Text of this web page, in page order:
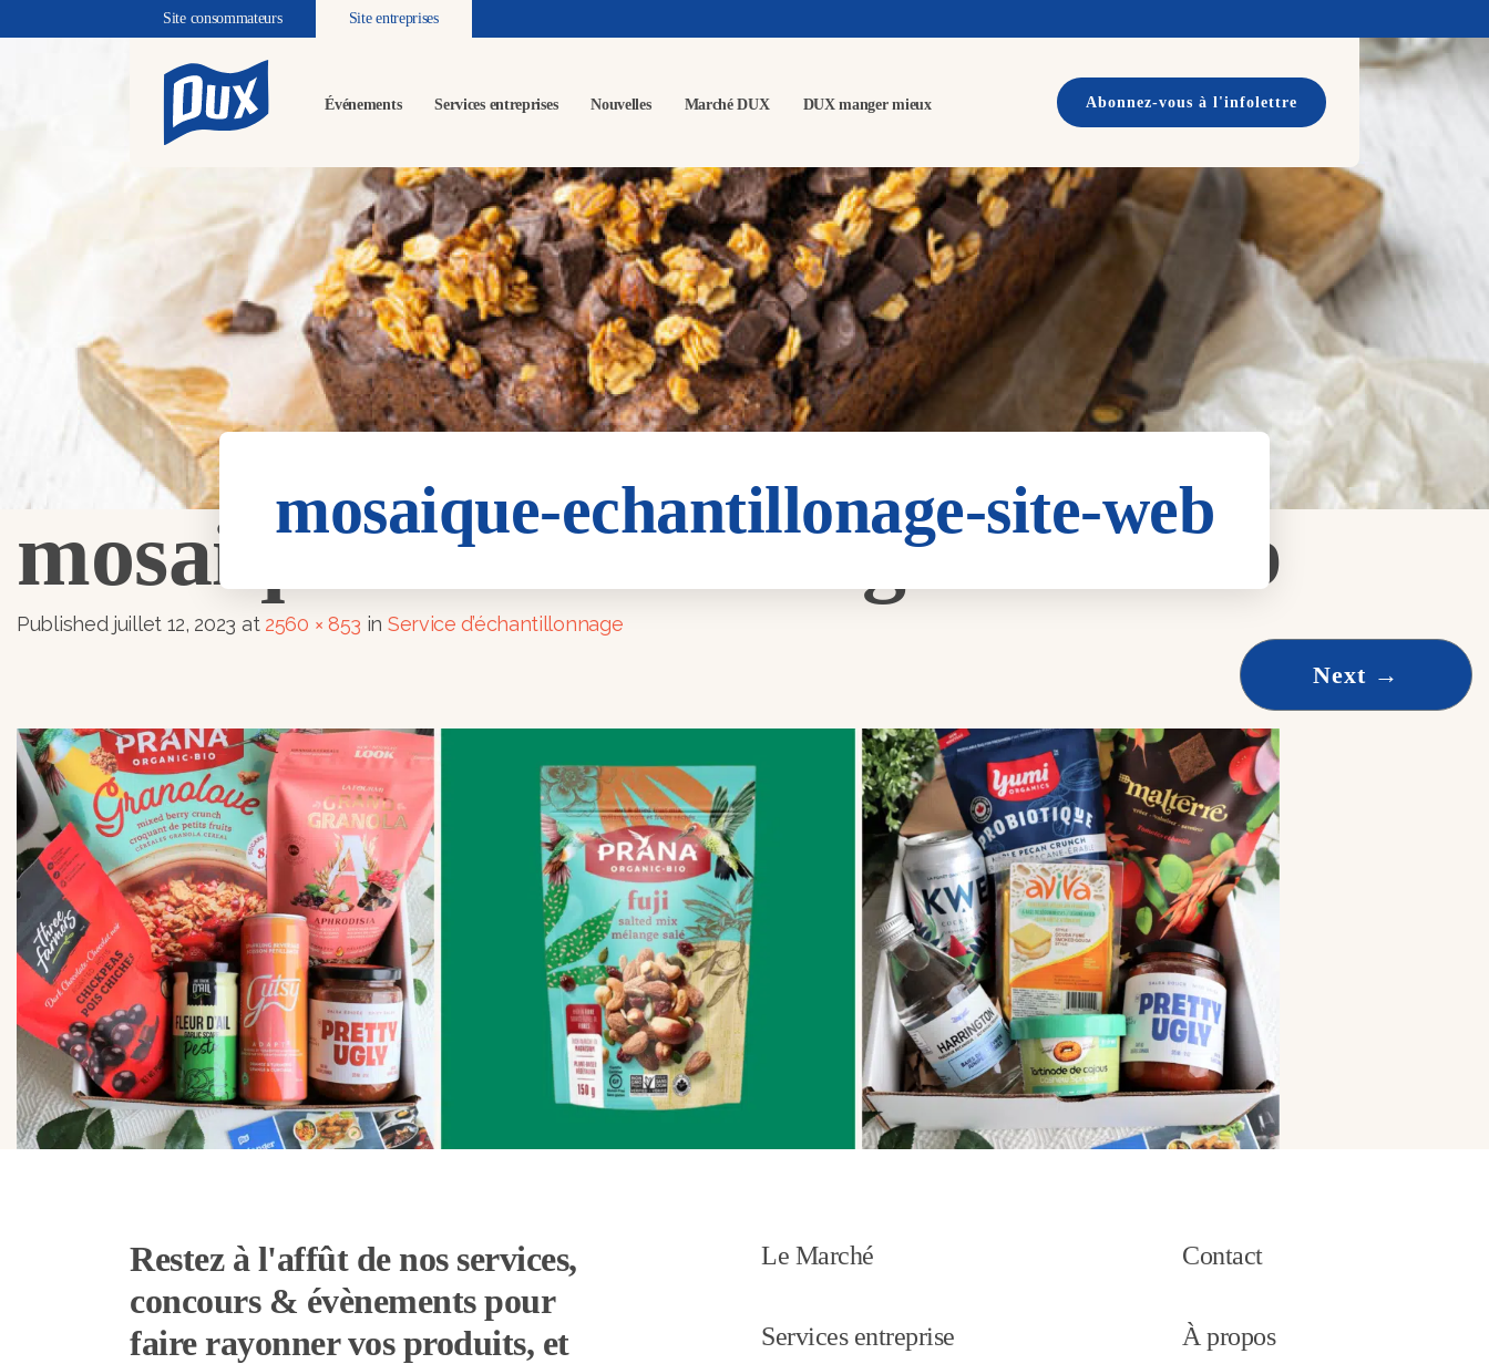
Site consommateurs Site entreprises
Événements Services entreprises Nouvelles Marché DUX DUX manger mieux Abonnez-vous à l'infolettre
mosaique-echantillonage-site-web
mosaique-echantillonage-site-web
Published juillet 12, 2023 at 2560 × 853 in Service d’échantillonnage
Next →
Restez à l'affût de nos services,
concours & évènements pour
faire rayonner vos produits, et
Le Marché
Services entreprise
Contact
À propos